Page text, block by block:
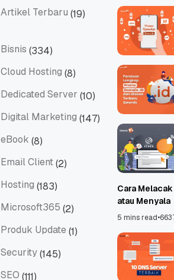
Artikel Terbaru (19)
Bisnis (334)
Cloud Hosting (8)
Dedicated Server (10)
Digital Marketing (147)
eBook (8)
Email Client(2)
Hosting (183)
Microsoft365 (2)
Produk Update (1)
Security(145)
SEO (111)
Cara
atau Menyala
5 mins read•